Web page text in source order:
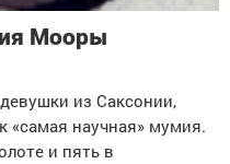
Мооры
из Саксонии,
«самая научная» мумия.
и пять в